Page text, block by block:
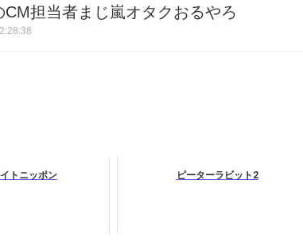
担当者まじ嵐オタクおるやろ
トニッポン ピーターラビット2